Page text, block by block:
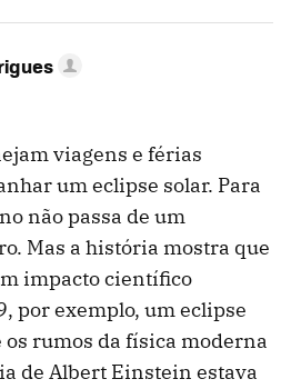
viagens e férias
um eclipse solar. Para
não passa de um
Mas a história mostra que
impacto científico
por exemplo, um eclipse
rumos da física moderna
de Albert Einstein estava